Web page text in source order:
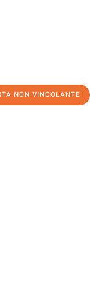
NON VINCOLANTE